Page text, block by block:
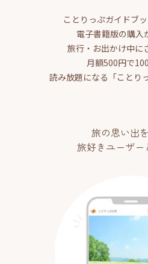
ことりっぷガイドブ
電子書籍版の購入
旅行・お出かけ中に
月額500円で
読み放題になる「ことり
旅の思い出を
旅好きユーザー